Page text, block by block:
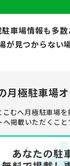
車場情報も多
が見つからない
月極駐車場
むへ月極駐車場を
掲載いただくこと